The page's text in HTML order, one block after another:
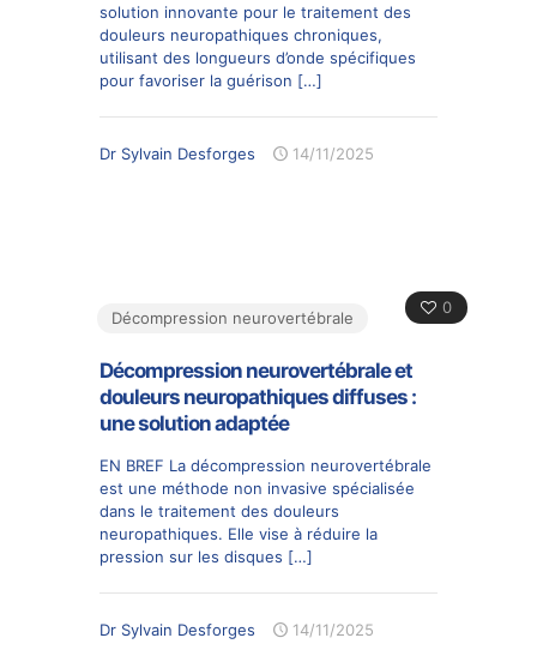
solution innovante pour le traitement des
douleurs neuropathiques chroniques,
utilisant des longueurs d’onde spécifiques
pour favoriser la guérison […]
Dr Sylvain Desforges 14/11/2025
0
Décompression neurovertébrale
Décompression neurovertébrale et
douleurs neuropathiques diffuses :
une solution adaptée
EN BREF La décompression neurovertébrale
est une méthode non invasive spécialisée
dans le traitement des douleurs
neuropathiques. Elle vise à réduire la
pression sur les disques […]
Dr Sylvain Desforges 14/11/2025